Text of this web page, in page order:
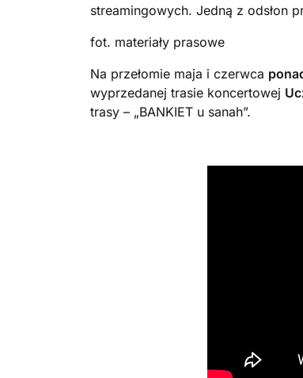
streamingowych. Jedną z odsłon
fot. materiały prasowe
Na przełomie maja i czerwca
wyprzedanej trasie koncertowej
trasy – „BANKIET u sanah”.